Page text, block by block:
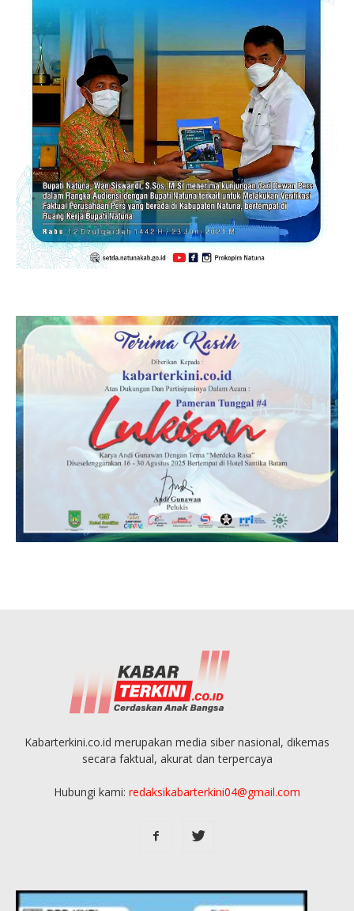
Kabarterkini.co.id merupakan media siber nasional, dikemas
secara faktual, akurat dan terpercaya
Hubungi kami: redaksikabarterkini04@gmail.com